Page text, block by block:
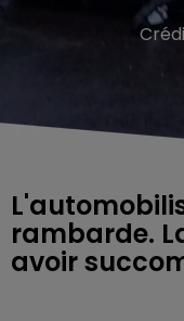
rambarde.
avoir